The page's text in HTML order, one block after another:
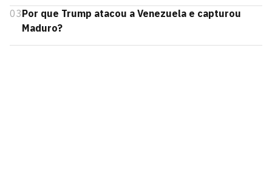
03Por que Trump atacou a Venezuela e capturou
Maduro?